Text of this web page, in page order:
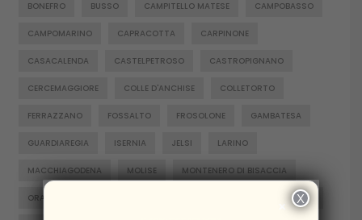
BONEFRO BUSSO CAMPITELLO MATESE CAMPOBASSO
CAMPOMARINO CAPRACOTTA CARPINONE
CASACALENDA CASTELPETROSO CASTROPIGNANO
CERCEMAGGIORE COLLE D'ANCHISE COLLETORTO
FERRAZZANO FOSSALTO FROSOLONE GAMBATESA
GUARDIAREGIA ISERNIA JELSI LARINO
MACCHIAGODENA MOLISE MONTENERO DI BISACCIA
ORATINO PIETRACATELLA
× X